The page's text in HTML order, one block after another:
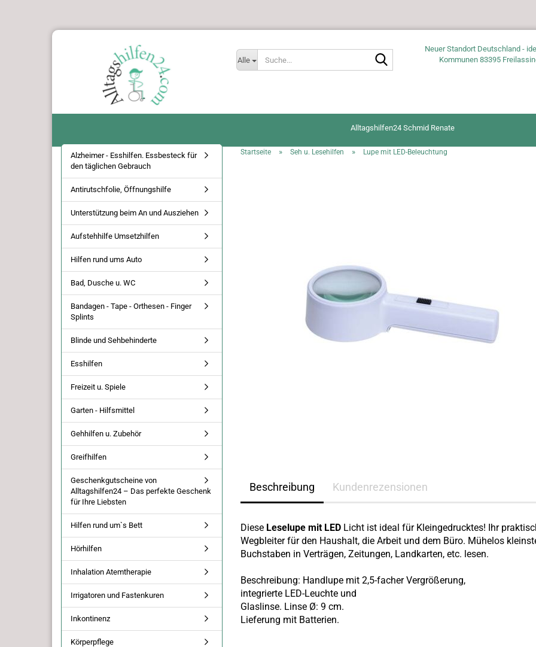
Alle
Neuer Standort Deutschland -
Kommunen 83395
Alltagshilfen24 Schmid Renate
Startseite » Seh u. Lesehilfen » Lupe mit LED-Beleuchtung
Beschreibung Kundenrezensionen
Diese Leselupe mit LED Licht ist ideal für Kleingedrucktes! Ihr
Wegbleiter für den Haushalt, die Arbeit und dem Büro. Mühelos
Buchstaben in Verträgen, Zeitungen, Landkarten, etc. lesen.
Beschreibung: Handlupe mit 2,5-facher Vergrößerung,
integrierte LED-Leuchte und
Glaslinse. Linse Ø: 9 cm.
Lieferung mit Batterien.
Alzheimer - Esshilfen. Essbesteck für
den täglichen Gebrauch
Antirutschfolie, Öffnungshilfe
Unterstützung beim An und Ausziehen
Aufstehhilfe Umsetzhilfen
Hilfen rund ums Auto
Bad, Dusche u. WC
Bandagen - Tape - Orthesen - Finger
Splints
Blinde und Sehbehinderte
Esshilfen
Freizeit u. Spiele
Garten - Hilfsmittel
Gehhilfen u. Zubehör
Greifhilfen
Geschenkgutscheine von
Alltagshilfen24 – Das perfekte Geschenk
für Ihre Liebsten
Hilfen rund um`s Bett
Hörhilfen
Inhalation Atemtherapie
Irrigatoren und Fastenkuren
Inkontinenz
Körperpflege